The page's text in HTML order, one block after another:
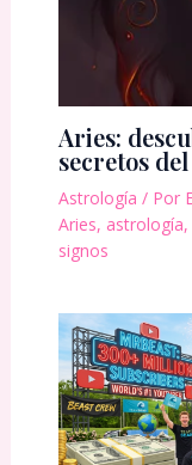
Aries:
secretos
Astrología / Por
Aries, astrología,
signos